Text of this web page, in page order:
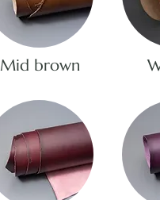
Mid brown